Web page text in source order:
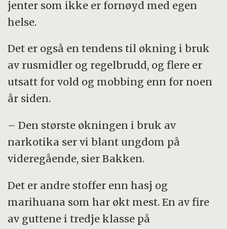
jenter som ikke er fornøyd med egen
helse.
Det er også en tendens til økning i bruk
av rusmidler og regelbrudd, og flere er
utsatt for vold og mobbing enn for noen
år siden.
– Den største økningen i bruk av
narkotika ser vi blant ungdom på
videregående, sier Bakken.
Det er andre stoffer enn hasj og
marihuana som har økt mest. En av fire
av guttene i tredje klasse på